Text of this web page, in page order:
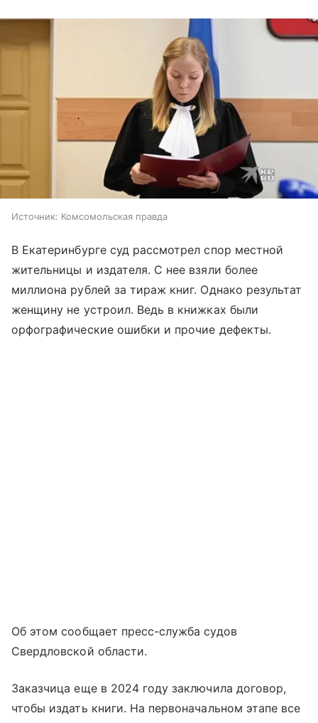
Источник: Комсомольская правда
В Екатеринбурге суд рассмотрел спор местной
жительницы и издателя. С нее взяли более
миллиона рублей за тираж книг. Однако результат
женщину не устроил. Ведь в книжках были
орфографические ошибки и прочие дефекты.
Об этом сообщает пресс-служба судов
Свердловской области.
Заказчица еще в 2024 году заключила договор,
чтобы издать книги. На первоначальном этапе все